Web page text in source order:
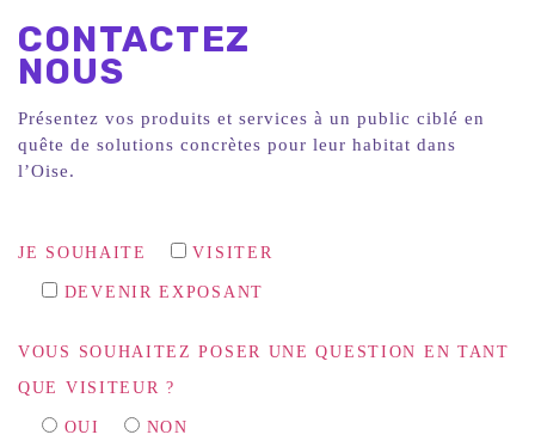
CONTACTEZ
NOUS
Présentez vos produits et services à un public ciblé en
quête de solutions concrètes pour leur habitat dans
l’Oise.
JE SOUHAITE VISITER
DEVENIR EXPOSANT
VOUS SOUHAITEZ POSER UNE QUESTION EN TANT
QUE VISITEUR ?
OUI NON